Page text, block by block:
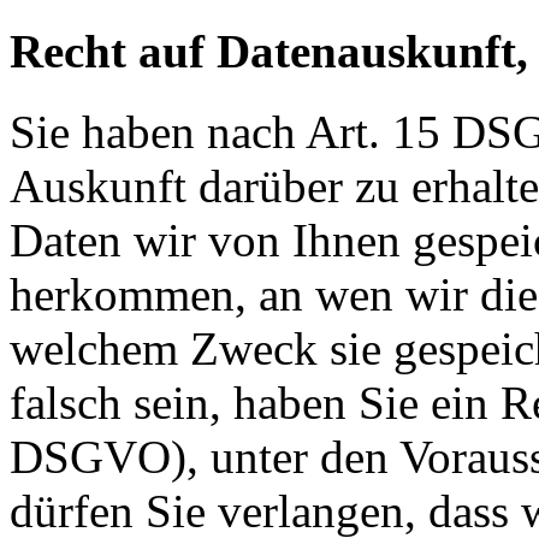
Recht auf
Sie haben nach Art. 15
Auskunft darüber zu
Daten wir von Ihnen
herkommen, an wen wir
welchem Zweck sie
falsch sein, haben Sie ein
DSGVO), unter den
dürfen Sie verlangen, dass